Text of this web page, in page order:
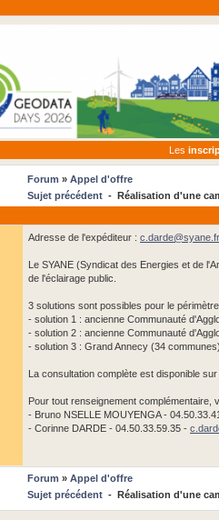
Les
Forum » Appel d'offre
Sujet précédent - Réalisation d'une
Adresse de l'expéditeur : c.darde@syane.fr
Le SYANE (Syndicat des Energies et de
de l'éclairage public.
3 solutions sont possibles pour le
- solution 1 : ancienne Communauté
- solution 2 : ancienne Communauté
- solution 3 : Grand Annecy (34 communes)
La consultation complète est disponible
Pour tout renseignement complémentaire,
- Bruno NSELLE MOUYENGA -
- Corinne DARDE - 04.50.33.59.35 -
Forum » Appel d'offre
Sujet précédent - Réalisation d'une